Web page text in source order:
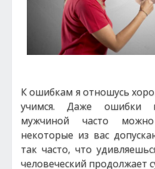
К ошибкам я отношусь
учимся. Даже ошибки
мужчиной часто
некоторые из вас
так часто, что
человеческий продолжает